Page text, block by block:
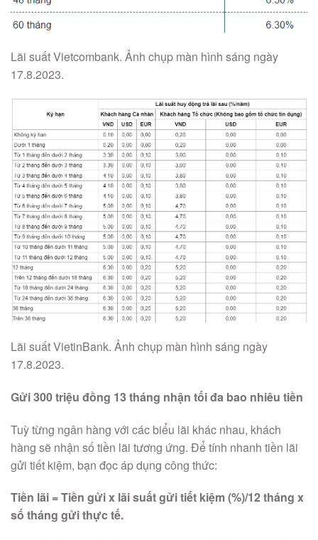
Lãi suất Vietcombank. Ảnh chụp màn hình sáng ngày
17.8.2023.
Lãi suất VietinBank. Ảnh chụp màn hình sáng ngày
17.8.2023.
Gửi 300 triệu đồng 13 tháng nhận tối đa bao nhiêu tiền
Tuỳ từng ngân hàng với các biểu lãi khác nhau, khách
hàng sẽ nhận số tiền lãi tương ứng. Để tính nhanh tiền lãi
gửi tiết kiệm, bạn đọc áp dụng công thức:
Tiền lãi = Tiền gửi x lãi suất gửi tiết kiệm (%)/12 tháng x
số tháng gửi thực tế.